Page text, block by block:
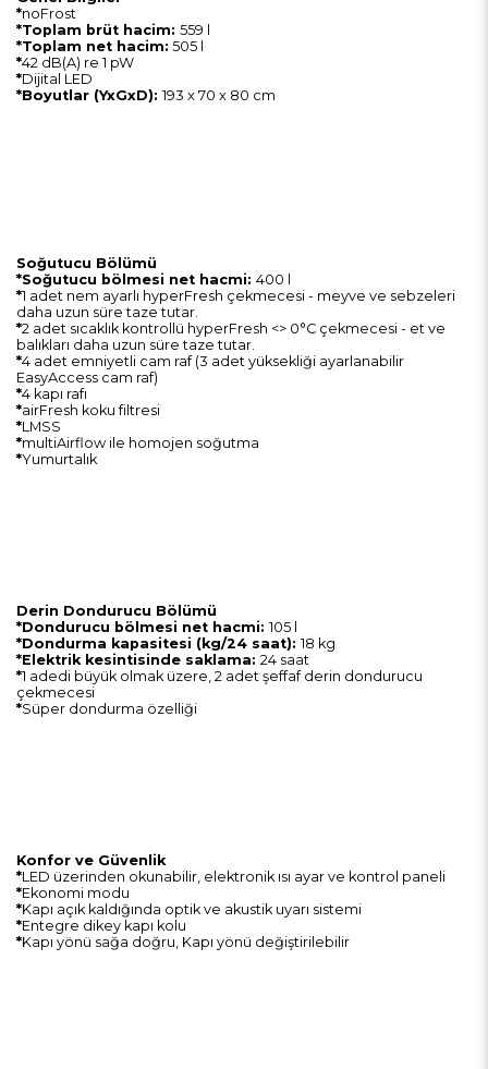
*noFrost
*Toplam brüt hacim: 559 l
*Toplam net hacim: 505 l
*42 dB(A) re 1 pW
*Dijital LED
*Boyutlar (YxGxD): 193 x 70 x 80 cm
Soğutucu Bölümü
*Soğutucu bölmesi net hacmi: 400 l
*1 adet nem ayarlı hyperFresh çekmecesi - meyve ve sebzeleri
daha uzun süre taze tutar.
*2 adet sıcaklık kontrollü hyperFresh <> 0°C çekmecesi - et ve
balıkları daha uzun süre taze tutar.
*4 adet emniyetli cam raf (3 adet yüksekliği ayarlanabilir
EasyAccess cam raf)
*4 kapı rafı
*airFresh koku filtresi
*LMSS
*multiAirflow ile homojen soğutma
*Yumurtalık
Derin Dondurucu Bölümü
*Dondurucu bölmesi net hacmi: 105 l
*Dondurma kapasitesi (kg/24 saat): 18 kg
*Elektrik kesintisinde saklama: 24 saat
*1 adedi büyük olmak üzere, 2 adet şeffaf derin dondurucu
çekmecesi
*Süper dondurma özelliği
Konfor ve Güvenlik
*LED üzerinden okunabilir, elektronik ısı ayar ve kontrol paneli
*Ekonomi modu
*Kapı açık kaldığında optik ve akustik uyarı sistemi
*Entegre dikey kapı kolu
*Kapı yönü sağa doğru, Kapı yönü değiştirilebilir